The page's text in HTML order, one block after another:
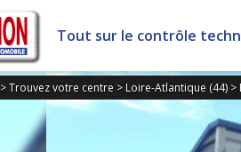
Tout sur le contrôle
>Trouvez votre centre > Loire-Atlantique (44) >